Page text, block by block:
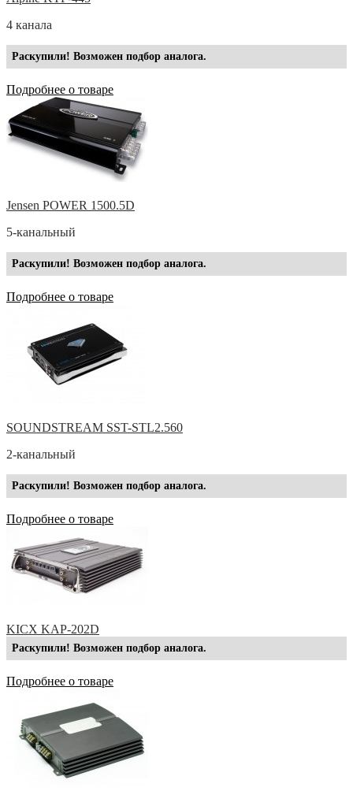
4 канала
Раскупили! Возможен подбор аналога.
Подробнее о товаре
Jensen POWER 1500.5D
5-канальный
Раскупили! Возможен подбор аналога.
Подробнее о товаре
SOUNDSTREAM SST-STL2.560
2-канальный
Раскупили! Возможен подбор аналога.
Подробнее о товаре
KICX KAP-202D
Раскупили! Возможен подбор аналога.
Подробнее о товаре